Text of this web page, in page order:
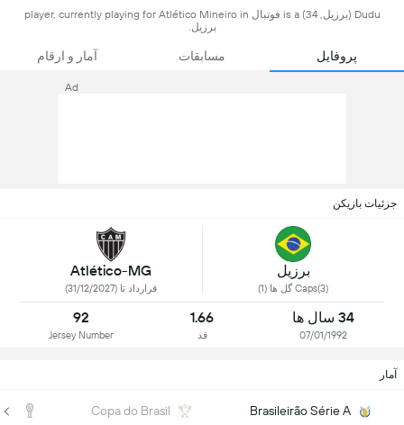
Dudu (برزیل, 34) is a فوتبال player, currently playing for Atlético Mineiro in
برزیل.
پروفایل مسابقات آمار و ارقام
Ad
جزئیات بازیکن
برزیل
Caps(3) گل ها (1)
Atlético-MG
قرارداد تا (31/12/2027)
34 سال ها
07/01/1992
1.66
قد
92
Jersey Number
آمار
Brasileirão Série A
Copa do Brasil